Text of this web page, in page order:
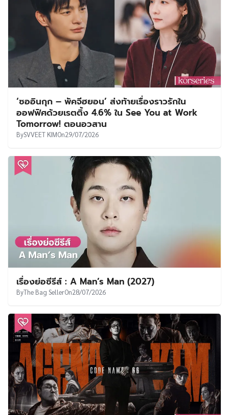
‘ซออินกุก – พัคจีฮยอน’ ส่งท้ายเรื่องราวรักใน
ออฟฟิศด้วยเรตติ้ง 4.6% ใน See You at Work
Tomorrow! ตอนอวสาน
BySVVEET KIMOn29/07/2026
เรื่องย่อซีรีส์ : A Man’s Man (2027)
ByThe Bag SellerOn28/07/2026